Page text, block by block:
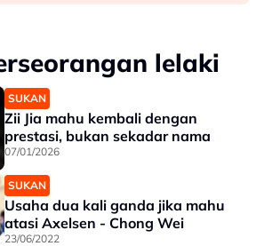
lelaki
SUKAN
Zii Jia mahu kembali dengan
prestasi, bukan sekadar nama
07/01/2026
SUKAN
Usaha dua kali ganda jika mahu
atasi Axelsen - Chong Wei
23/06/2022